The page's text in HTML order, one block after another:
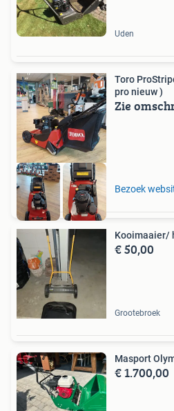
Uden
Toro
pro nieuw )
Zie
Bezoek
Kooimaaier/
€ 50,00
Grootebroek
Masport
€ 1.700,00